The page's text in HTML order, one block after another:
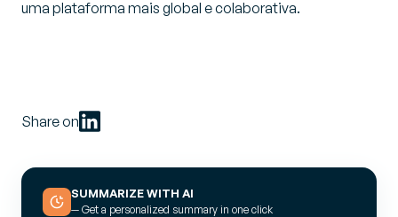
uma plataforma mais global e colaborativa.
Share on
SUMMARIZE WITH AI
— Get a personalized summary in one click